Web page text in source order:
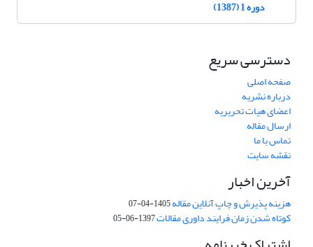
دوره 1 (1387)
دسترسی سریع
صفحه اصلی
درباره نشریه
اعضای هیات تحریریه
ارسال مقاله
تماس با ما
نقشه سایت
آخرین اخبار
هزینه پذیرش و چاپ آنلاین مقاله1405-04-07
کوتاه شدن زمان فرایند داوری مقالات1397-06-05